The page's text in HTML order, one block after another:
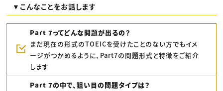
​▼こんなことをお話します
Part 7ってどんな問題が出るの？
まだ現在の形式のTOEICを受けたことのない方でもイメ
ージがつかめるように、Part7の問題形式と特徴をご紹介
します
Part 7の中で、狙い目の問題タイプは？